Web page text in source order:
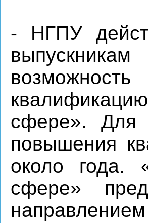
- НГПУ
сфере». Для
повышения
около года.
сфере»